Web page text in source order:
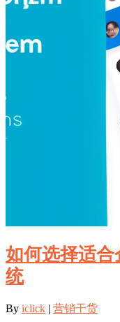
如何选择适
统
By iclick | 营销干货